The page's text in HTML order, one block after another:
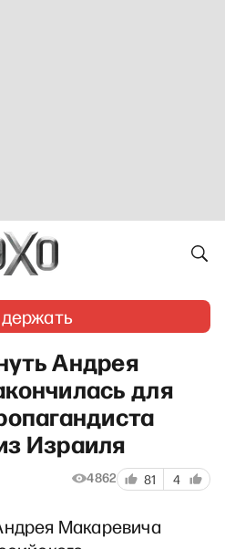
Андрея
для
Израиля
4862 81 4
Макаревича